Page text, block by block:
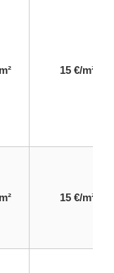
15 €/m²
15 €/m²